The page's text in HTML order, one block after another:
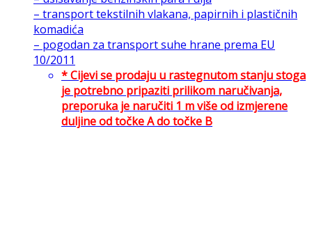
– transport tekstilnih vlakana, papirnih i plastičnih
komadića
– pogodan za transport suhe hrane prema EU
10/2011
* Cijevi se prodaju u rastegnutom stanju stoga
je potrebno pripaziti prilikom naručivanja,
preporuka je naručiti 1 m više od izmjerene
duljine od točke A do točke B